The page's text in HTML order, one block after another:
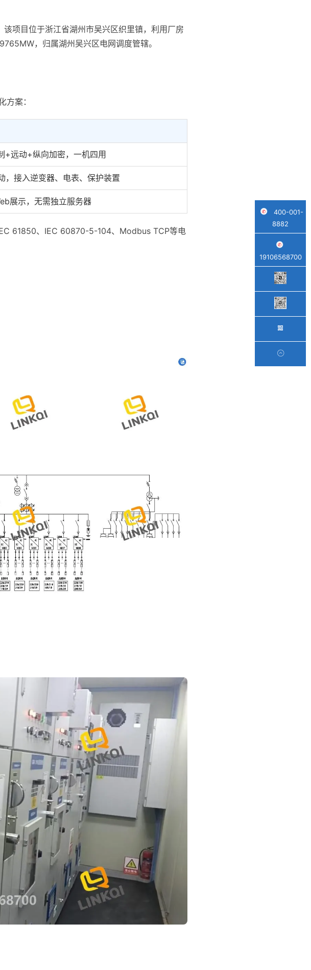
项目位于浙江省湖州市吴兴区织里镇，利用厂房
，归属湖州吴兴区电网调度管辖。
方案：
+远动+纵向加密，一机四用
，接入逆变器、电表、保护装置
展示，无需独立服务器
61850、IEC 60870-5-104、Modbus TCP等电
400-001-
8882
19106568700